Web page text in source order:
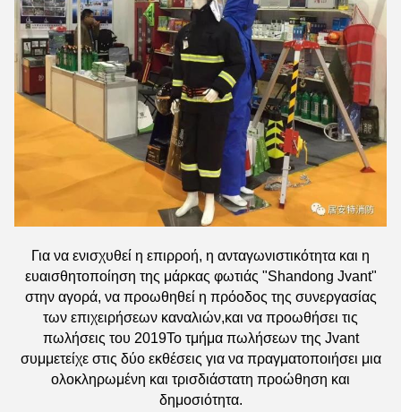
Για να ενισχυθεί η επιρροή, η ανταγωνιστικότητα και η
ευαισθητοποίηση της μάρκας φωτιάς "Shandong Jvant"
στην αγορά, να προωθηθεί η πρόοδος της συνεργασίας
των επιχειρήσεων καναλιών,και να προωθήσει τις
πωλήσεις του 2019Το τμήμα πωλήσεων της Jvant
συμμετείχε στις δύο εκθέσεις για να πραγματοποιήσει μια
ολοκληρωμένη και τρισδιάστατη προώθηση και
δημοσιότητα.